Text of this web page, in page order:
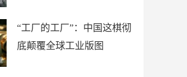
“工厂的工厂”：中国这棋彻
底颠覆全球工业版图